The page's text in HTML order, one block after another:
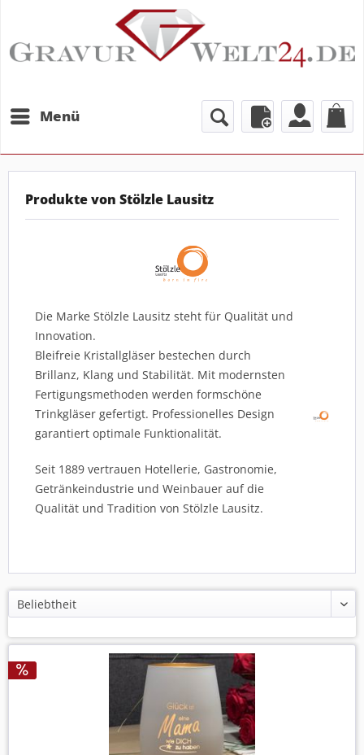
Menü
Produkte von Stölzle Lausitz
Die Marke Stölzle Lausitz steht für Qualität und
Innovation.
Bleifreie Kristallgläser bestechen durch
Brillanz, Klang und Stabilität. Mit modernsten
Fertigungsmethoden werden formschöne
Trinkgläser gefertigt. Professionelles Design
garantiert optimale Funktionalität.
Seit 1889 vertrauen Hotellerie, Gastronomie,
Getränkeindustrie und Weinbauer auf die
Qualität und Tradition von Stölzle Lausitz.